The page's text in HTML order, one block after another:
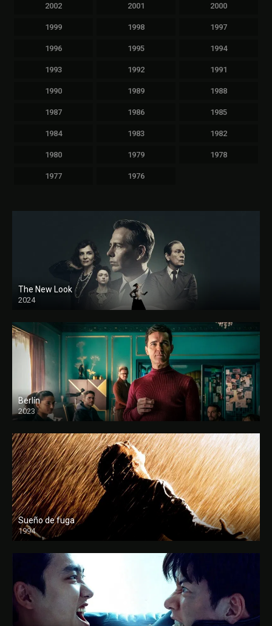
2002 2001 2000
1999 1998 1997
1996 1995 1994
1993 1992 1991
1990 1989 1988
1987 1986 1985
1984 1983 1982
1980 1979 1978
1977 1976
The New Look
2024
Berlín
2023
Sueño de fuga
1994
FULL HD